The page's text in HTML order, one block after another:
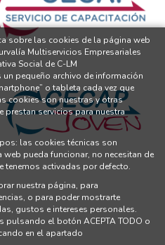
sobre las cookies de la página web
Multiservicios Empresariales
Social de C-LM
pequeño archivo de información
o tableta cada vez que
cookies son nuestras y otras
prestan servicios para nuestra
las cookies técnicas son
pueda funcionar, no necesitan de
tenemos activadas por defecto.
nuestra página, para
o para poder mostrarte
gustos e intereses personales.
pulsando el botón ACEPTA TODO o
en el apartado